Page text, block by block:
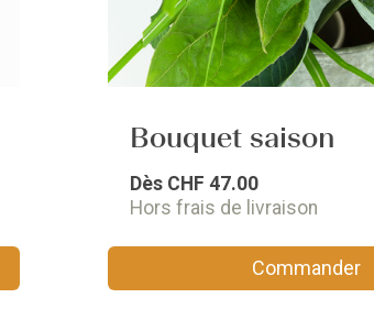
Bouquet saison
Dès CHF 47.00
Hors frais de livraison
Commander